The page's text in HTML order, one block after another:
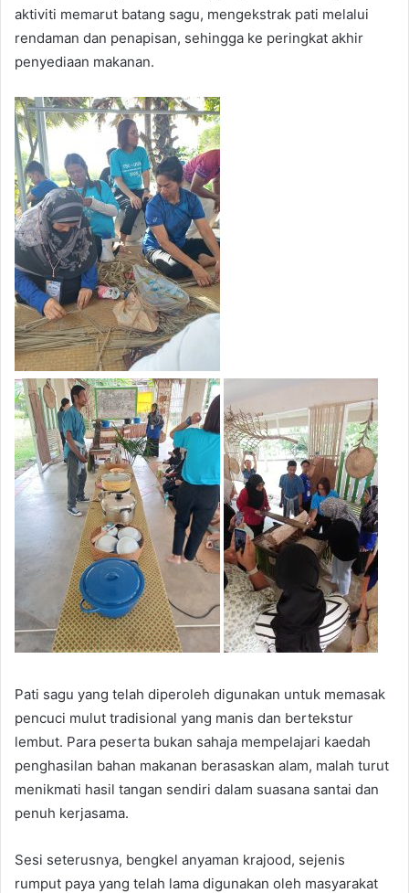
aktiviti memarut batang sagu, mengekstrak pati melalui
rendaman dan penapisan, sehingga ke peringkat akhir
penyediaan makanan.
Pati sagu yang telah diperoleh digunakan untuk memasak
pencuci mulut tradisional yang manis dan bertekstur
lembut. Para peserta bukan sahaja mempelajari kaedah
penghasilan bahan makanan berasaskan alam, malah turut
menikmati hasil tangan sendiri dalam suasana santai dan
penuh kerjasama.
Sesi seterusnya, bengkel anyaman krajood, sejenis
rumput paya yang telah lama digunakan oleh masyarakat